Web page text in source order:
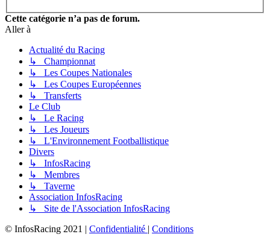
Cette catégorie n’a pas de forum.
Aller à
Actualité du Racing
↳ Championnat
↳ Les Coupes Nationales
↳ Les Coupes Européennes
↳ Transferts
Le Club
↳ Le Racing
↳ Les Joueurs
↳ L'Environnement Footballistique
Divers
↳ InfosRacing
↳ Membres
↳ Taverne
Association InfosRacing
↳ Site de l'Association InfosRacing
© InfosRacing 2021 | Confidentialité | Conditions